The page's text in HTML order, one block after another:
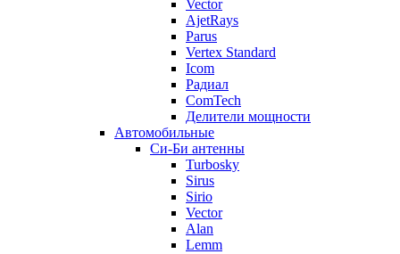
Vector
AjetRays
Parus
Vertex Standard
Icom
Радиал
ComTech
Делители мощности
Автомобильные
Си-Би антенны
Turbosky
Sirus
Sirio
Vector
Alan
Lemm